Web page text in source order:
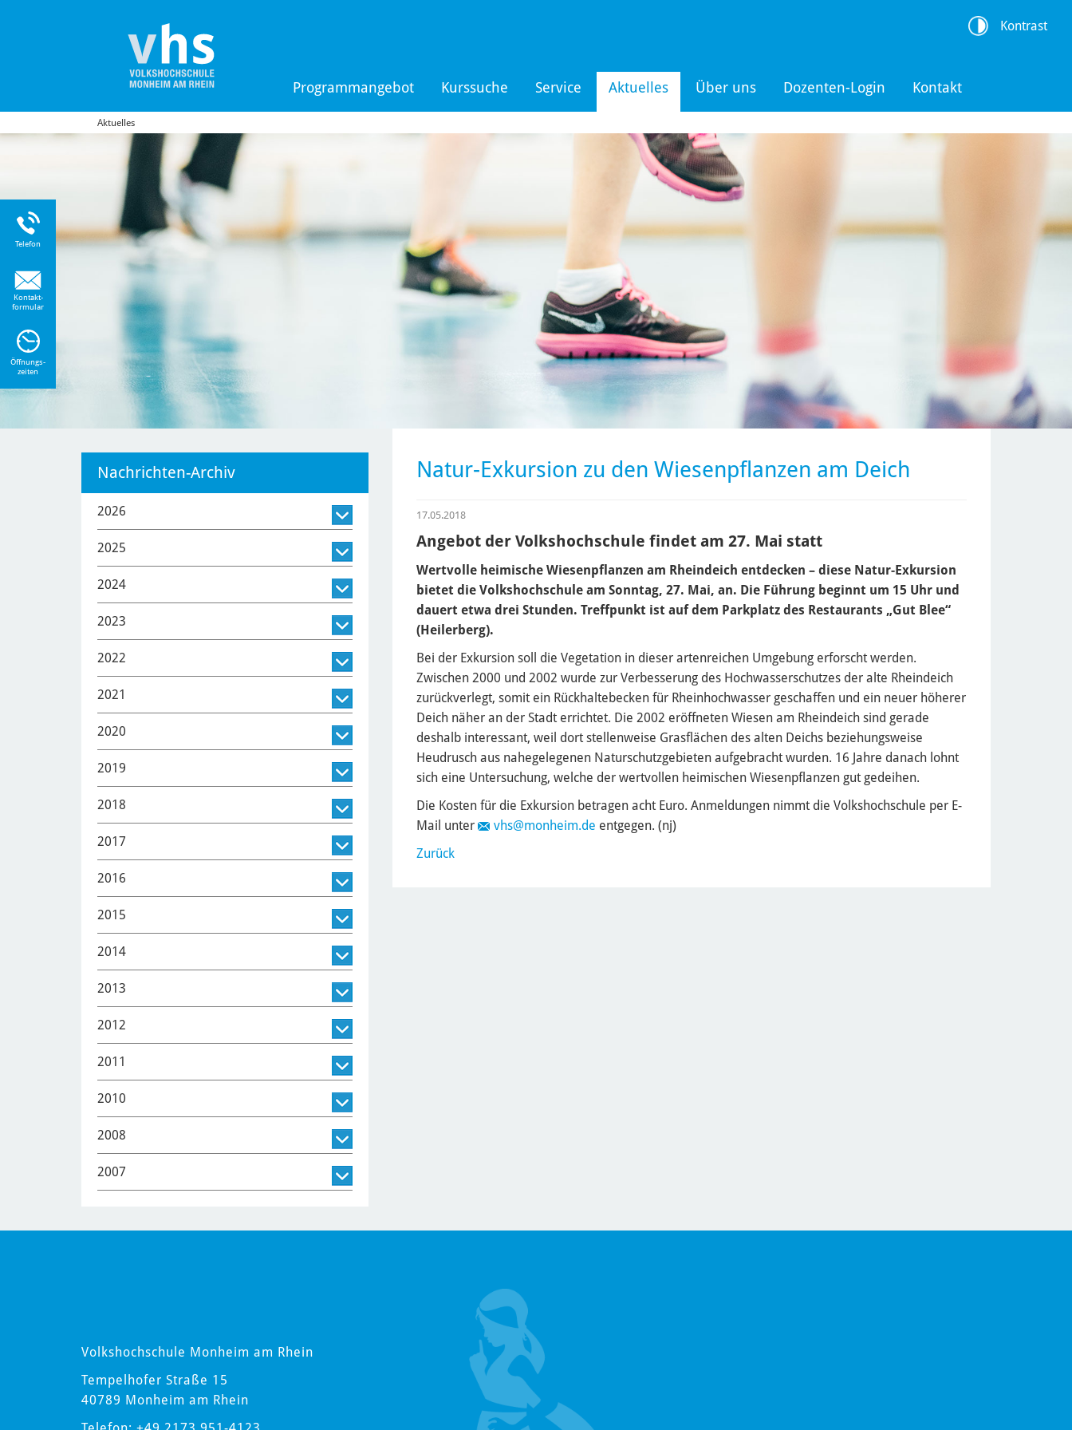
Programmangebot Kurssuche Service Aktuelles Über uns Dozenten-Login Kontakt
Kontrast
Aktuelles
Natur-Exkursion zu den Wiesenpflanzen am Deich
17.05.2018
Angebot der Volkshochschule findet am 27. Mai statt
Wertvolle heimische Wiesenpflanzen am Rheindeich entdecken – diese Natur-Exkursion
bietet die Volkshochschule am Sonntag, 27. Mai, an. Die Führung beginnt um 15 Uhr und
dauert etwa drei Stunden. Treffpunkt ist auf dem Parkplatz des Restaurants „Gut Blee“
(Heilerberg).
Bei der Exkursion soll die Vegetation in dieser artenreichen Umgebung erforscht werden.
Zwischen 2000 und 2002 wurde zur Verbesserung des Hochwasserschutzes der alte Rheindeich
zurückverlegt, somit ein Rückhaltebecken für Rheinhochwasser geschaffen und ein neuer höherer
Deich näher an der Stadt errichtet. Die 2002 eröffneten Wiesen am Rheindeich sind gerade
deshalb interessant, weil dort stellenweise Grasflächen des alten Deichs beziehungsweise
Heudrusch aus nahegelegenen Naturschutzgebieten aufgebracht wurden. 16 Jahre danach lohnt
sich eine Untersuchung, welche der wertvollen heimischen Wiesenpflanzen gut gedeihen.
Die Kosten für die Exkursion betragen acht Euro. Anmeldungen nimmt die Volkshochschule per E-
Mail unter
vhs@monheim.de entgegen. (nj)
Zurück
Nachrichten-Archiv
2026
2025
2024
2023
2022
2021
2020
2019
2018
2017
2016
2015
2014
2013
2012
2011
2010
2008
2007
Volkshochschule Monheim am Rhein
Tempelhofer Straße 15
40789 Monheim am Rhein
Telefon
Kontakt-
formular
Öffnungs-
zeiten